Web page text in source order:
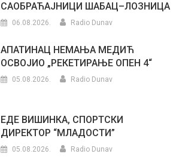
САОБРАЋАЈНИЦИ ШАБАЦ–ЛОЗНИЦА
06.08.2026. Radio Dunav
АПАТИНАЦ НЕМАЊА МЕДИЋ
ОСВОЈИО „РЕКЕТИРАЊЕ ОПЕН 4“
05.08.2026. Radio Dunav
ЕДЕ ВИШИНКА, СПОРТСКИ
ДИРЕКТОР “МЛАДОСТИ”
05.08.2026. Radio Dunav